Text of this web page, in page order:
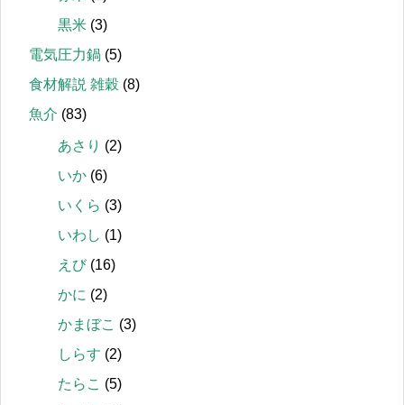
黒米 (3)
電気圧力鍋 (5)
食材解説 雑穀 (8)
魚介 (83)
あさり (2)
いか (6)
いくら (3)
いわし (1)
えび(16)
かに (2)
かまぼこ (3)
しらす (2)
たらこ (5)